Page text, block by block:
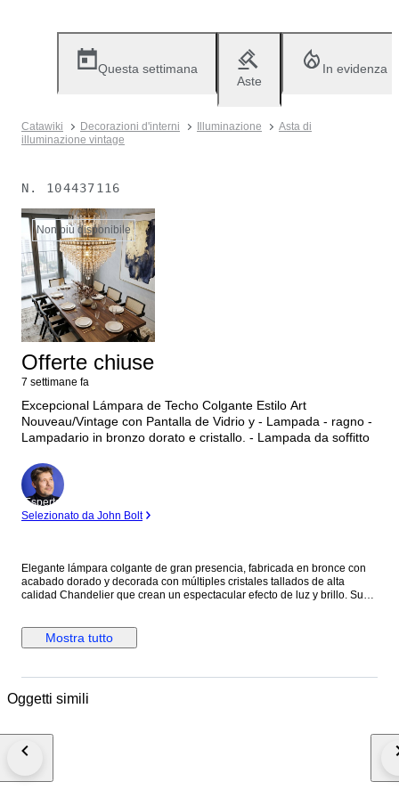
Questa settimana
Aste
In evidenza
Catawiki Decorazioni d'interni Illuminazione
Asta di
illuminazione vintage
N. 104437116
Non più disponibile
Offerte chiuse
7 settimane fa
Excepcional Lámpara de Techo Colgante Estilo Art
Nouveau/Vintage con Pantalla de Vidrio y - Lampada - ragno -
Lampadario in bronzo dorato e cristallo. - Lampada da soffitto
Esperto
Selezionato da John Bolt
Elegante lámpara colgante de gran presencia, fabricada en bronce con
acabado dorado y decorada con múltiples cristales tallados de alta
calidad Chandelier que crean un espectacular efecto de luz y brillo. Su
elegante."Impresionante lámpara de araña de cristal con acabado
dorado. Pieza decorativa de gran tamaño y gran impacto visual,
espectacular. Perfecta para quienes buscan añadir un toque de lujo,
estado de conservación. 4 casquillos E27 centrales y 1,foco E27 inferior
Mostra tutto
Oggetti simili